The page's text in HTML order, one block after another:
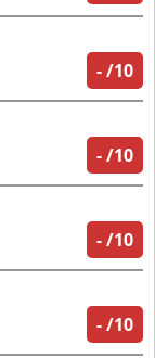
-/10
-/10
-/10
-/10